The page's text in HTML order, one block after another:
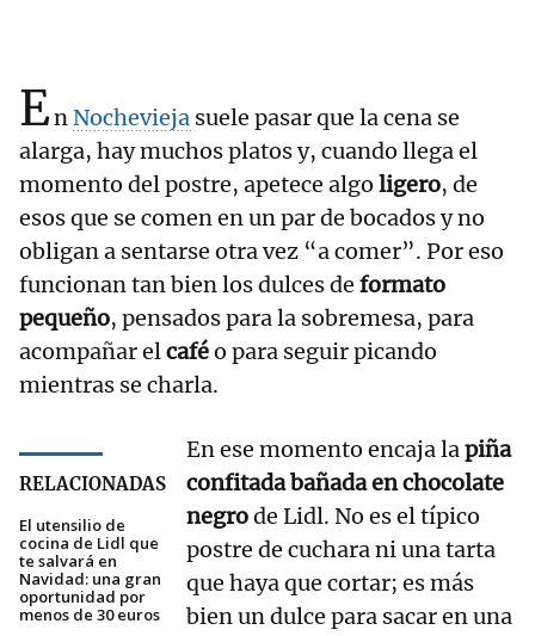
En Nochevieja suele pasar que la cena se
alarga, hay muchos platos y, cuando llega el
momento del postre, apetece algo ligero, de
esos que se comen en un par de bocados y no
obligan a sentarse otra vez “a comer”. Por eso
funcionan tan bien los dulces de formato
pequeño, pensados para la sobremesa, para
acompañar elcaféo para seguir picando
mientras se charla.
RELACIONADAS
El utensilio de
cocina de Lidl que
te salvará en
Navidad: una gran
oportunidad por
menos de 30 euros
En ese momento encaja lapiña
confitada bañada en chocolate
negrode Lidl. No es el típico
postre de cuchara ni una tarta
que haya que cortar; es más
bien un dulce para sacar en una